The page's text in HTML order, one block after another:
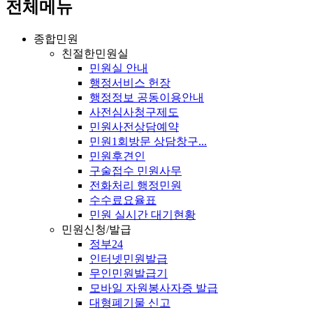
전체메뉴
종합민원
친절한민원실
민원실 안내
행정서비스 헌장
행정정보 공동이용안내
사전심사청구제도
민원사전상담예약
민원1회방문 상담창구...
민원후견인
구술접수 민원사무
전화처리 행정민원
수수료요율표
민원 실시간 대기현황
민원신청/발급
정부24
인터넷민원발급
무인민원발급기
모바일 자원봉사자증 발급
대형폐기물 신고